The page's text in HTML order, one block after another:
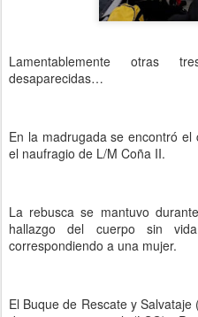
Lamentablemente otras
desaparecidas…
En la madrugada se encontró
el naufragio de L/M Coña II.
La rebusca se mantuvo
hallazgo del cuerpo sin
correspondiendo a una mujer.
El Buque de Rescate y